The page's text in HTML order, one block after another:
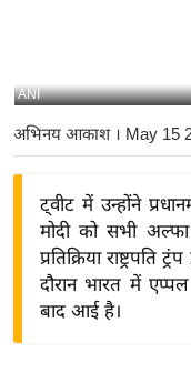
ष्ट्री
य
बि
द्यो
ANI
अभिनय आकाश। May 15
ट्वीट में उन्होंने
मोदी को सभी
प्रतिक्रिया राष्ट्रपति
दौरान भारत में
बाद आई है।